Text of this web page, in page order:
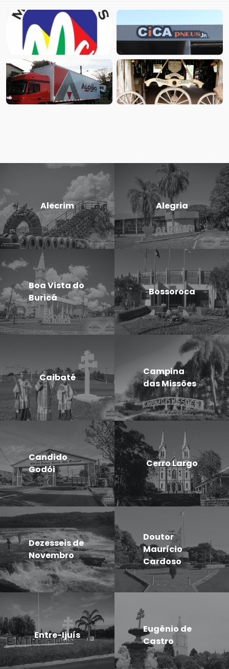
Alecrim Alegria
Boa Vista do
Buricá
Bossoroca
Caibaté
Campina
das Missões
Candido
Godói
Cerro Largo
Dezesseis de
Novembro
Doutor
Maurício
Cardoso
Entre-Ijuís
Eugênio de
Castro